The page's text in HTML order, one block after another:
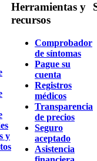
y
Herramientas y
recursos
Comprobador
de síntomas
Pague su
cuenta
Registros
médicos
Transparencia
de precios
Seguro
aceptado
Asistencia